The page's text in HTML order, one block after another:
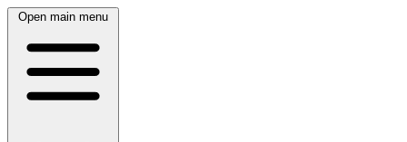
Open main menu